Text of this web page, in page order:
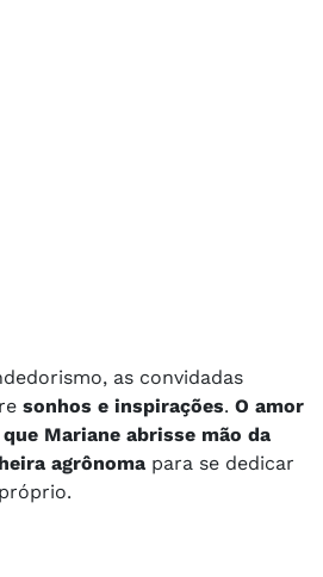
as convidadas
sonhos e inspirações. O amor
Mariane abrisse mão da
agrônoma para se dedicar